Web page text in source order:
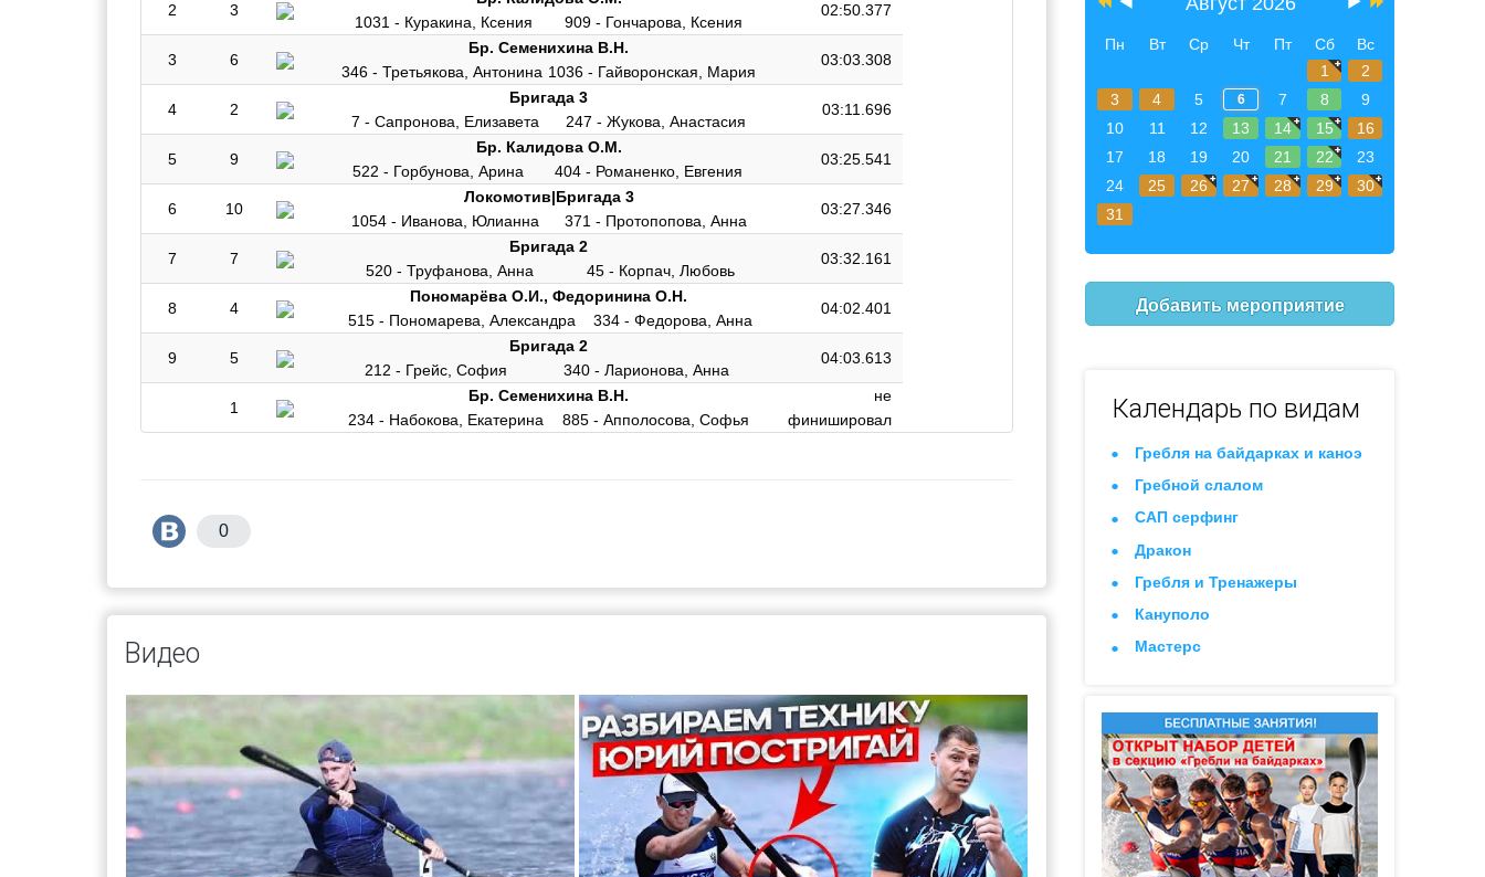
2 3
1031 - Куракина, Ксения
909 - Гончарова, Ксения
02:50.377
3 6
Бр. Семенихина В.Н.
346 - Третьякова, Антонина 1036 - Гайворонская, Мария
03:03.308
4 2
Бригада 3
7 - Сапронова, Елизавета
247 - Жукова, Анастасия
03:11.696
5 9
Бр. Калидова О.М.
522 - Горбунова, Арина
404 - Романенко, Евгения
03:25.541
6 10
Локомотив|Бригада 3
1054 - Иванова, Юлианна
371 - Протопопова, Анна
03:27.346
7 7
Бригада 2
520 - Труфанова, Анна
45 - Корпач, Любовь
03:32.161
8 4
Пономарёва О.И., Федоринина О.Н.
515 - Пономарева, Александра
334 - Федорова, Анна
04:02.401
9 5
Бригада 2
212 - Грейс, София
340 - Ларионова, Анна
04:03.613
1
Бр. Семенихина В.Н.
234 - Набокова, Екатерина
885 - Апполосова, Софья
не
финишировал
0
Видео
Пн Вт Ср Чт Пт Сб
Вс
1
2
3
4 5 6 7 8
9
10
11 12 13 14 15
16
17
18 19 20 21 22
23
24
25 26 27 28 29
30
31
Добавить мероприятие
Календарь по видам
Гребля на байдарках и каноэ
Гребной слалом
САП серфинг
Дракон
Гребля и Тренажеры
Кануполо
Мастерс